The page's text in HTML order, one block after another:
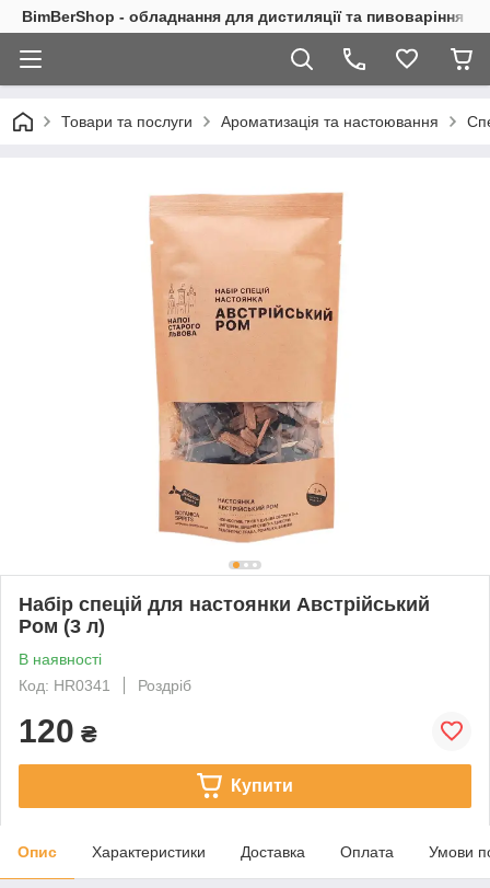
BimBerShop - обладнання для дистиляції та пивоваріння
Товари та послуги Ароматизація та настоювання
Набір спецій для настоянки Австрійський
Ром (3 л)
В наявності
Код: HR0341
Роздріб
120 ₴
Купити
Опис Характеристики Доставка Оплата Умови